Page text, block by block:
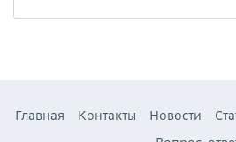
Главная Контакты Новости